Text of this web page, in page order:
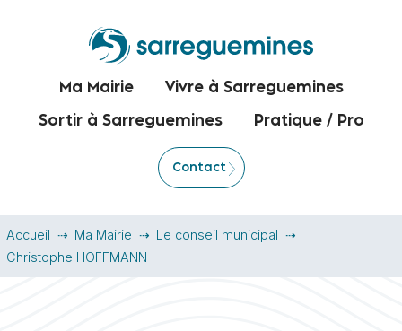
Ma Mairie Vivre à Sarreguemines
Sortir à Sarreguemines Pratique / Pro
Contact
Accueil Ma Mairie
Le conseil municipal
Christophe HOFFMANN